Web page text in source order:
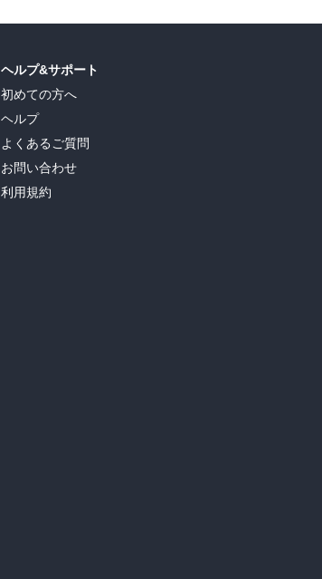
ヘルプ&サポート
初めての方へ
ヘルプ
よくあるご質問
お問い合わせ
利用規約